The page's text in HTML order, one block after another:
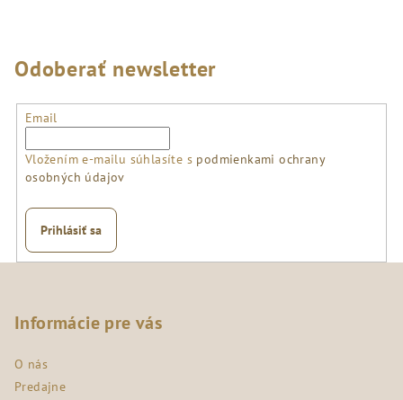
Odoberať newsletter
Email
Vložením e-mailu súhlasíte s podmienkami ochrany
osobných údajov
Prihlásiť sa
Informácie pre vás
O nás
Predajne